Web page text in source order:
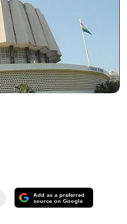
Add as a preferred
source on Google